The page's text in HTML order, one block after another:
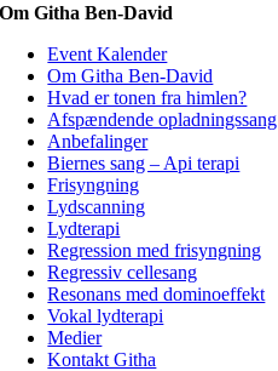
Om Githa Ben-David
Event Kalender
Om Githa Ben-David
Hvad er tonen fra himlen?
Afspændende opladningssang
Anbefalinger
Biernes sang – Api terapi
Frisyngning
Lydscanning
Lydterapi
Regression med frisyngning
Regressiv cellesang
Resonans med dominoeffekt
Vokal lydterapi
Medier
Kontakt Githa